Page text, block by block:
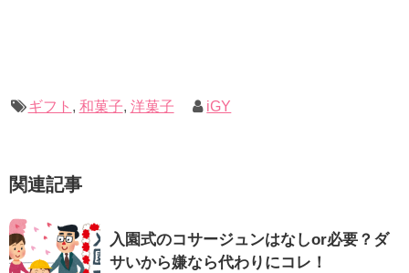
ギフト , 和菓子, 洋菓子 iGY
関連記事
入園式のコサージュンはなしor必要？ダ
サいから嫌なら代わりにコレ！